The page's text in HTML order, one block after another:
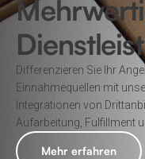
Differenzieren Sie Ihr
Einnahmequellen mit
Integrationen von
Aufarbeitung, Fulfillment
Mehr erfahren